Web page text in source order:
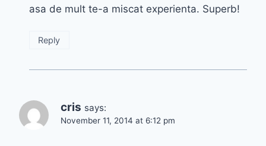
asa de mult te-a miscat experienta. Superb!
Reply
cris says:
November 11, 2014 at 6:12 pm